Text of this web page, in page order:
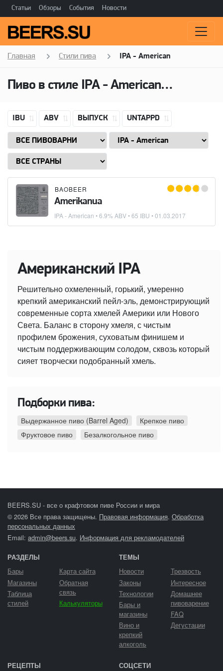
Статьи Обзоры События Новости
Главная Стили пива IPA - American
Пиво в стиле IPA - American
IBU ABV ВЫПУСК UNTAPPD
BAOBEER
Amerikanua
IPA - American • 6.9% ABV • 65 IBU •01.03.2017
Американский IPA
Решительно охмеленный, горький, умеренно
крепкий американский пейл-эль, демонстрирующий
современные сорта хмелей Америки или Нового
Света. Баланс в сторону хмеля, с чистым
профилем брожения, суховатым финишем и
чистым поддерживающим солодом, сквозь который
сияет творчески подобранный хмель.
Подборки пива:
Выдержанное пиво (Barrel Aged)
Крепкое пиво
Фруктовое пиво
Безалкогольное пиво
BEERS.SU - все о крафтовом пиве России и мира
© 2026 Все права защищены. Правовая информация. Обработка
персональных данных
Email: admin@beers.su. Информация для рекламодателей
РАЗДЕЛЫ
Бары
Магазины
Таблица
стилей
Карта сайта
Обратная
связь
Калькуляторы
ТЕМЫ
Новости
Законы
Технологии
Бары и
магазины
Вино и
крепкий
алкоголь
Трезвость
Интересное
Домашнее
пивоварение
FAQ
Дегустации
РЕЦЕПТЫ СОЦСЕТИ